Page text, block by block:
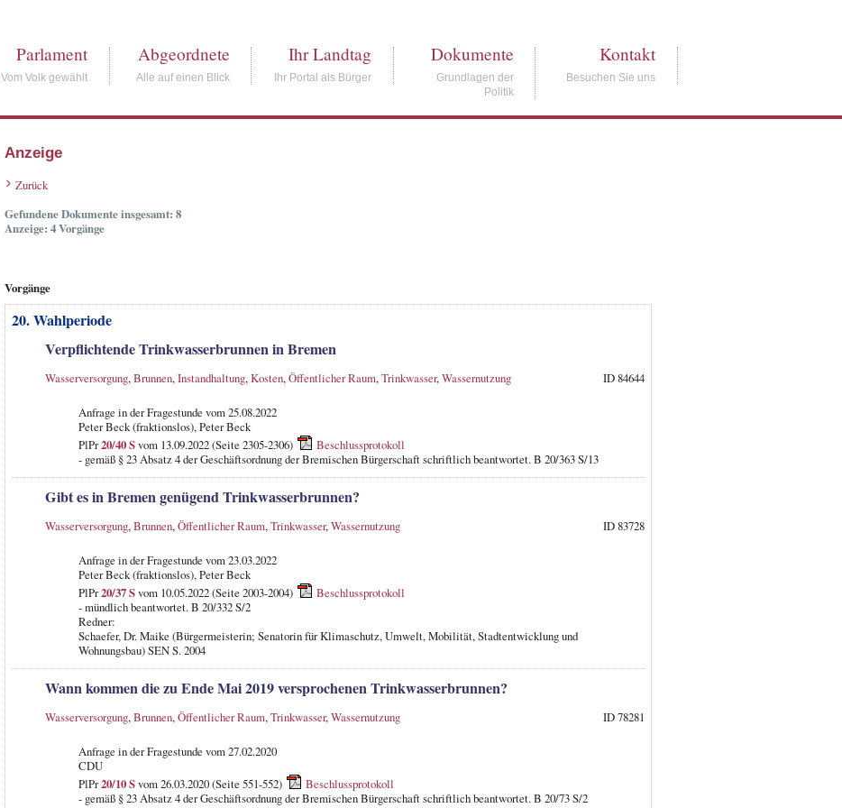
Parlament
Vom Volk gewählt
Abgeordnete
Alle auf einen Blick
Ihr Landtag
Ihr Portal als Bürger
Dokumente
Grundlagen der
Politik
Kontakt
Besuchen Sie uns
Anzeige
Zurück
Gefundene Dokumente insgesamt: 8
Anzeige: 4 Vorgänge
Vorgänge
20. Wahlperiode
Verpflichtende Trinkwasserbrunnen in Bremen
Wasserversorgung,Brunnen,Instandhaltung,Kosten,Öffentlicher Raum,Trinkwasser,Wassernutzung ID 84644
Anfrage in der Fragestundevom 25.08.2022
Peter Beck (fraktionslos), Peter Beck
PlPr20/40 Svom 13.09.2022 (Seite 2305-2306)
Beschlussprotokoll
- gemäß § 23 Absatz 4 der Geschäftsordnung der Bremischen Bürgerschaft schriftlich beantwortet. B 20/363 S/13
Gibt es in Bremen genügend Trinkwasserbrunnen?
Wasserversorgung,Brunnen,Öffentlicher Raum,Trinkwasser,Wassernutzung ID 83728
Anfrage in der Fragestundevom 23.03.2022
Peter Beck (fraktionslos), Peter Beck
PlPr20/37 Svom 10.05.2022 (Seite 2003-2004)
Beschlussprotokoll
- mündlich beantwortet. B 20/332 S/2
Redner:
Schaefer, Dr. Maike (Bürgermeisterin; Senatorin für Klimaschutz, Umwelt, Mobilität, Stadtentwicklung und
Wohnungsbau) SEN S. 2004
Wann kommen die zu Ende Mai 2019 versprochenen Trinkwasserbrunnen?
Wasserversorgung,Brunnen,Öffentlicher Raum,Trinkwasser,Wassernutzung ID 78281
Anfrage in der Fragestundevom 27.02.2020
CDU
PlPr20/10 Svom 26.03.2020 (Seite 551-552)
Beschlussprotokoll
- gemäß § 23 Absatz 4 der Geschäftsordnung der Bremischen Bürgerschaft schriftlich beantwortet. B 20/73 S/2